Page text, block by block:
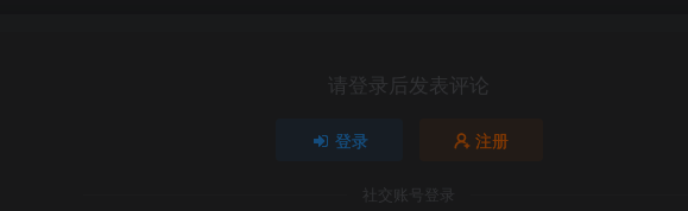
请登录后发表评论
登录 注册
社交账号登录